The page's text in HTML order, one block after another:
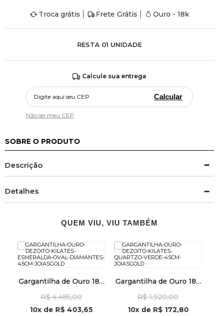
Troca grátis Frete Grátis Ouro - 18k
RESTA 01 UNIDADE
Calcule sua entrega
Calcular
Não sei meu CEP
SOBRE O PRODUTO
Descrição
Detalhes
QUEM VIU, VIU TAMBÉM
Gargantilha de Ouro 18k
Diamantes 45cm
ga08594
R$ 4.485,00
10xde R$ 403,65
Gargantilha de Ouro 18k
ga08434
R$ 1.920,00
10xde R$ 172,80